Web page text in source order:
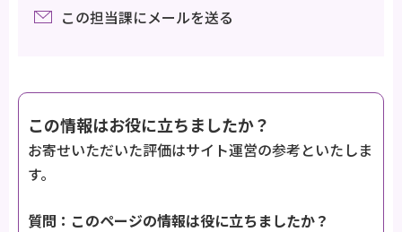
この担当課にメールを送る
この情報はお役に立ちましたか？
お寄せいただいた評価はサイト運営の参考といたしま
す。
質問：このページの情報は役に立ちましたか？